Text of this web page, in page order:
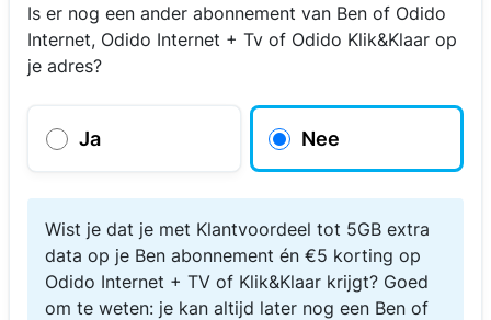
Is er nog een ander abonnement van Ben of Odido
Internet, Odido Internet + Tv of Odido Klik&Klaar op
je adres?
Ja Nee
Wist je dat je met Klantvoordeel tot 5GB extra
data op je Ben abonnement én €5 korting op
Odido Internet + TV of Klik&Klaar krijgt? Goed
om te weten: je kan altijd later nog een Ben of